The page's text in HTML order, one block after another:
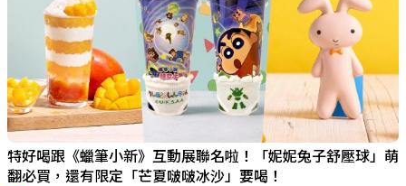
特好喝跟《蠟筆小新》互動展聯名啦！「妮妮兔子舒壓球」萌
翻必買，還有限定「芒夏啵啵冰沙」要喝！